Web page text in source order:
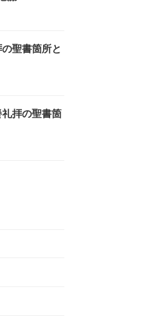
聖書箇所と
拝の聖書箇